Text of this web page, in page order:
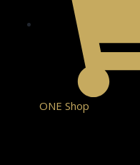
ONE Shop